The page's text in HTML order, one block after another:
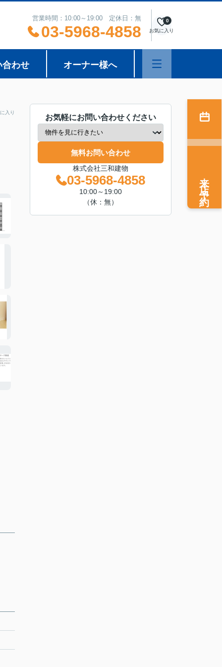
営業時間：10:00～19:00 定休日：無
03-5968-4858 お気に入り
0
合わせ オーナー様へ
入り
お気軽にお問い合わせください
無料お問い合わせ
株式会社三和建物
03-5968-4858
10:00～19:00
（休：無）
来店予約